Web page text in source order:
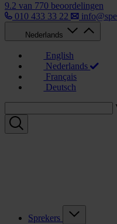
9.2 van 770 beoordelingen
010 433 33 22
Nederlands
English
Nederlands
Français
Deutsch
Sprekers